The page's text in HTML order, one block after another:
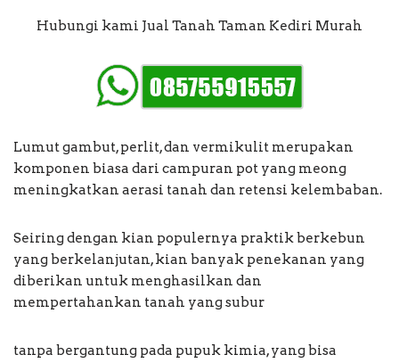
Hubungi kami Jual Tanah Taman Kediri Murah
Lumut gambut, perlit, dan vermikulit merupakan
komponen biasa dari campuran pot yang meong
meningkatkan aerasi tanah dan retensi kelembaban.
Seiring dengan kian populernya praktik berkebun
yang berkelanjutan, kian banyak penekanan yang
diberikan untuk menghasilkan dan
mempertahankan tanah yang subur
tanpa bergantung pada pupuk kimia, yang bisa